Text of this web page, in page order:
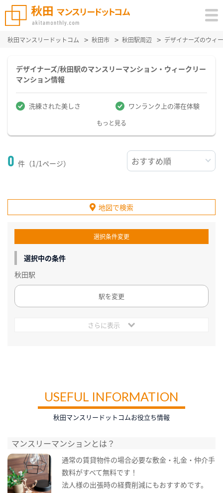
秋田マンスリードットコム 秋田市 秋田駅周辺 デザイナーズのウィ
デザイナーズ/秋田駅のマンスリーマンション・ウィークリー
マンション情報
洗練された美しさ ワンランク上の滞在体験
もっと見る
0 件（1/1ページ）
地図で検索
選択条件変更
選択中の条件
秋田駅
駅を変更
さらに表示
USEFUL INFORMATION
秋田マンスリードットコムお役立ち情報
マンスリーマンションとは？
通常の賃貸物件の場合必要な敷金・礼金・仲介手
数料がすべて無料です！
法人様の出張時の経費削減にもおすすめです。